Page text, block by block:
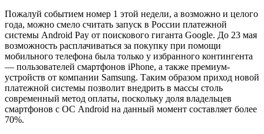
Пожалуй событием номер 1 этой недели, а возможно и целого
года, можно смело считать запуск в России платежной
системы Android Pay от поискового гиганта Google. До 23 мая
возможность расплачиваться за покупку при помощи
мобильного телефона была только у избранного контингента
— пользователей смартфонов iPhone, а также премиум-
устройств от компании Samsung. Таким образом приход новой
платежной системы позволит внедрить в массы столь
современный метод оплаты, поскольку доля владельцев
смартфонов с ОС Android на данный момент составляет более
70%.